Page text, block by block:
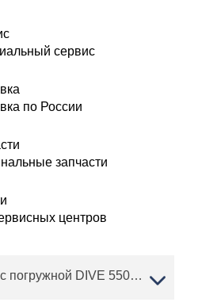
сервис
по России
запчасти
центров
1 АЛКО AL-KO Насос погружной DIVE 5500/3 Артикул: 113036